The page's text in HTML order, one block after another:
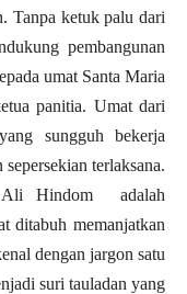
Tanpa ketuk palu dari
pembangunan
umat Santa Maria
panitia. Umat dari
sungguh bekerja
terlaksana.
Ali Hindom adalah
ditabuh memanjatkan
dengan jargon satu
suri tauladan yang